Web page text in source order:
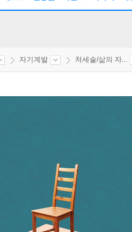
자기계발 처세술/삶의 자...